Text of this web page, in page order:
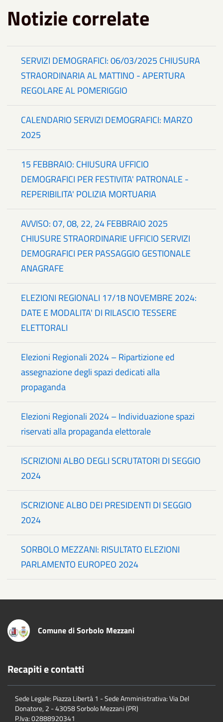
Notizie correlate
SERVIZI DEMOGRAFICI: 06/03/2025 CHIUSURA
STRAORDINARIA AL MATTINO - APERTURA
REGOLARE AL POMERIGGIO
CALENDARIO SERVIZI DEMOGRAFICI: MARZO
2025
15 FEBBRAIO: CHIUSURA UFFICIO
DEMOGRAFICI PER FESTIVITA' PATRONALE -
REPERIBILITA' POLIZIA MORTUARIA
AVVISO: 07, 08, 22, 24 FEBBRAIO 2025
CHIUSURE STRAORDINARIE UFFICIO SERVIZI
DEMOGRAFICI PER PASSAGGIO GESTIONALE
ANAGRAFE
ELEZIONI REGIONALI 17/18 NOVEMBRE 2024:
DATE E MODALITA' DI RILASCIO TESSERE
ELETTORALI
Elezioni Regionali 2024 – Ripartizione ed
assegnazione degli spazi dedicati alla
propaganda
Elezioni Regionali 2024 – Individuazione spazi
riservati alla propaganda elettorale
ISCRIZIONI ALBO DEGLI SCRUTATORI DI SEGGIO
2024
ISCRIZIONE ALBO DEI PRESIDENTI DI SEGGIO
2024
SORBOLO MEZZANI: RISULTATO ELEZIONI
PARLAMENTO EUROPEO 2024
Comune di Sorbolo Mezzani
Recapiti e contatti
Sede Legale: Piazza Libertà 1 - Sede Amministrativa: Via Del
Donatore, 2 - 43058 Sorbolo Mezzani (PR)
P.Iva:02888920341